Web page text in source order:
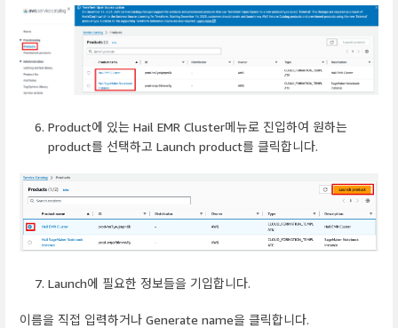
Product에 있는 Hail EMR Cluster메뉴로 진입하여 원하는
product를 선택하고 Launch product를 클릭합니다.
Launch에 필요한 정보들을 기입합니다.
이름을 직접 입력하거나 Generate name을 클릭합니다.